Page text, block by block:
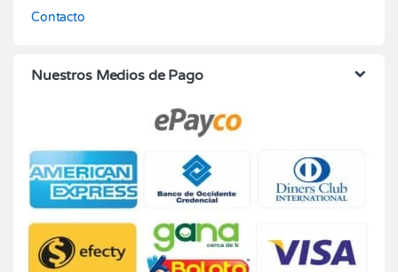
Contacto
Nuestros Medios de Pago